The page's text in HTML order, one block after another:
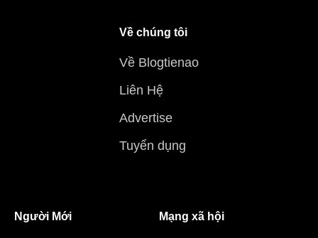
Về chúng tôi
Về Blogtienao
Liên Hệ
Advertise
Tuyển dụng
Người Mới Mạng xã hội